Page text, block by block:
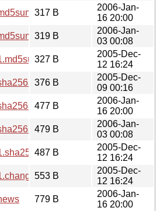
317 B
2006-Jan-
16 20:00
319 B
2006-Jan-
03 00:08
327 B
2005-Dec-
12 16:24
376 B
2005-Dec-
09 00:16
477 B
2006-Jan-
16 20:00
479 B
2006-Jan-
03 00:08
487 B
2005-Dec-
12 16:24
553 B
2005-Dec-
12 16:24
779 B
2006-Jan-
16 20:00